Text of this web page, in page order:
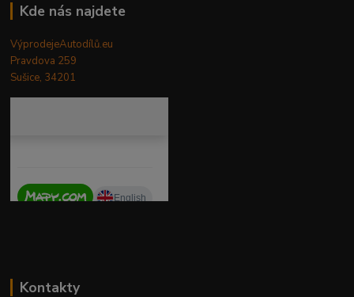
Kde nás najdete
VýprodejeAutodílů.eu
Pravdova 259
Sušice, 34201
Kontakty